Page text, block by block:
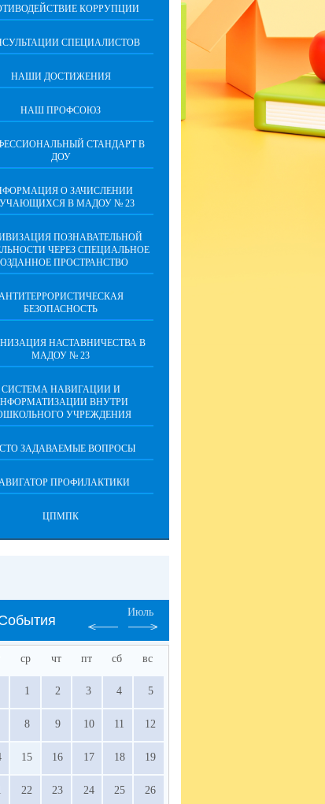
КОРРУПЦИИ
СПЕЦИАЛИСТОВ
НАШИ ДОСТИЖЕНИЯ
НАШ ПРОФСОЮЗ
СТАНДАРТ В
ДОУ
О ЗАЧИСЛЕНИИ
В МАДОУ № 23
ПОЗНАВАТЕЛЬНОЙ
ЧЕРЕЗ СПЕЦИАЛЬНОЕ
ПРОСТРАНСТВО
БЕЗОПАСНОСТЬ
НАСТАВНИЧЕСТВА В
МАДОУ № 23
СИСТЕМА НАВИГАЦИИ И
ВНУТРИ
УЧРЕЖДЕНИЯ
ЗАДАВАЕМЫЕ ВОПРОСЫ
ПРОФИЛАКТИКИ
ЦПМПК
Июль
ср чт пт сб вс
1 2 3 4 5
8 9 10 11 12
15 16 17 18 19
22 23 24 25 26